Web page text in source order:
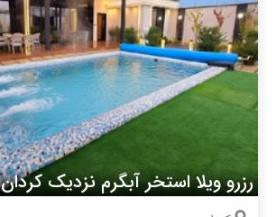
رزرو ویلا استخر آبگرم نزدیک کردان